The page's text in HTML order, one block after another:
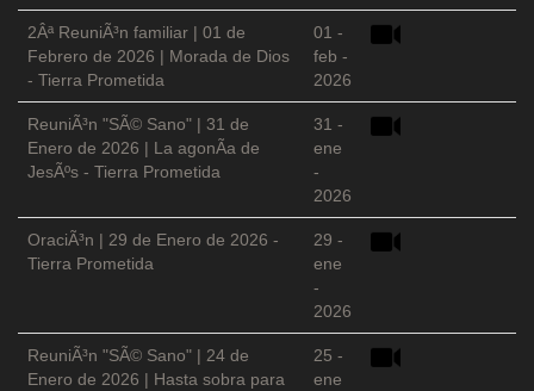
2Âª ReuniÃ³n familiar | 01 de
Febrero de 2026 | Morada de Dios
- Tierra Prometida
01 -
feb -
2026
ReuniÃ³n "SÃ© Sano" | 31 de
Enero de 2026 | La agonÃ­a de
JesÃºs - Tierra Prometida
31 -
ene
-
2026
OraciÃ³n | 29 de Enero de 2026 -
Tierra Prometida
29 -
ene
-
2026
ReuniÃ³n "SÃ© Sano" | 24 de
Enero de 2026 | Hasta sobra para
25 -
ene